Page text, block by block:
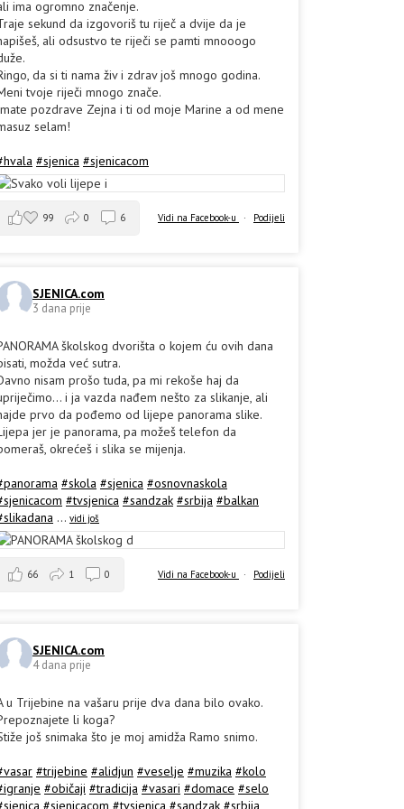
ima ogromno značenje.
sekund da izgovoriš tu riječ a dvije da je
ali odsustvo te riječi se pamti mnooogo
da si ti nama živ i zdrav još mnogo godina.
tvoje riječi mnogo znače.
pozdrave Zejna i ti od moje Marine a od mene
selam!
#sjenica #sjenicacom
Vidi na Facebook-u · Podijeli
99 0 6
SJENICA.com
3 dana prije
školskog dvorišta o kojem ću ovih dana
možda već sutra.
nisam prošo tuda, pa mi rekoše haj da
i ja vazda nađem nešto za slikanje, ali
prvo da pođemo od lijepe panorama slike.
jer je panorama, pa možeš telefon da
okrećeš i slika se mijenja.
#skola #sjenica #osnovnaskola
#tvsjenica #sandzak #srbija #balkan
... vidi još
Vidi na Facebook-u · Podijeli
66 1 0
SJENICA.com
4 dana prije
u Trijebine na vašaru prije dva dana bilo ovako.
li koga?
još snimaka što je moj amidža Ramo snimo.
#trijebine #alidjun #veselje #muzika #kolo
#običaji #tradicija #vasari #domace #selo
#sjenicacom #tvsjenica #sandzak #srbija